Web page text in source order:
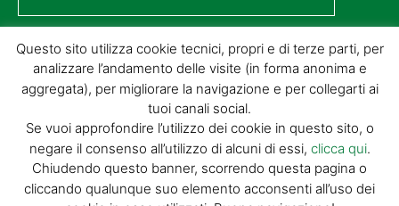
© GIORGIO TESI EDITRICE S.R.L. | P.IVA
01732650476 | VIA DI BADIA 14 – 51100 LOC.
BOTTEGONE (PISTOIA) |POWERED BY
Questo sito utilizza cookie tecnici, propri e di terze parti, per
analizzare l’andamento delle visite (in forma anonima e
aggregata), per migliorare la navigazione e per collegarti ai
tuoi canali social.
Se vuoi approfondire l’utilizzo dei cookie in questo sito, o
negare il consenso all’utilizzo di alcuni di essi, clicca qui.
Chiudendo questo banner, scorrendo questa pagina o
cliccando qualunque suo elemento acconsenti all’uso dei